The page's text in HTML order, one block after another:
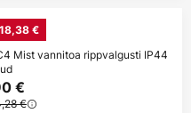
€
Mist vannitoa rippvalgusti IP44
€
€